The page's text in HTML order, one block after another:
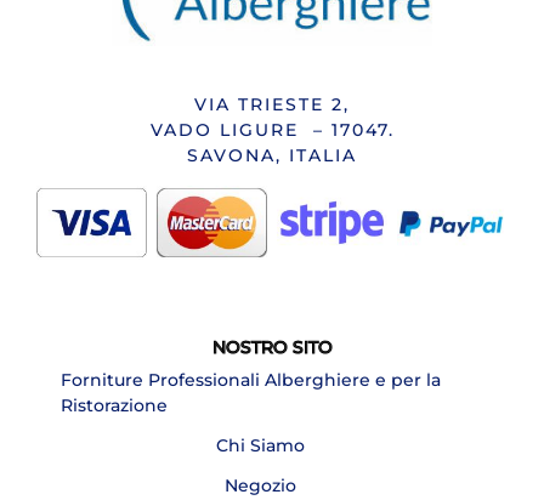
VIA TRIESTE 2,
VADO LIGURE – 17047.
SAVONA, ITALIA
NOSTRO SITO
Forniture Professionali Alberghiere e per la
Ristorazione
Chi Siamo
Negozio